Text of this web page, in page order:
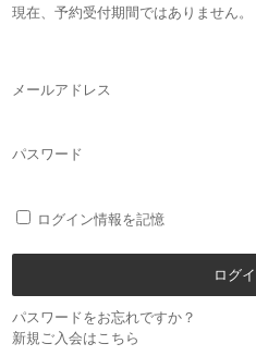
現在、予約受付期間ではありません。
メールアドレス
パスワード
ログイン情報を記憶
パスワードをお忘れですか？
新規ご入会はこちら